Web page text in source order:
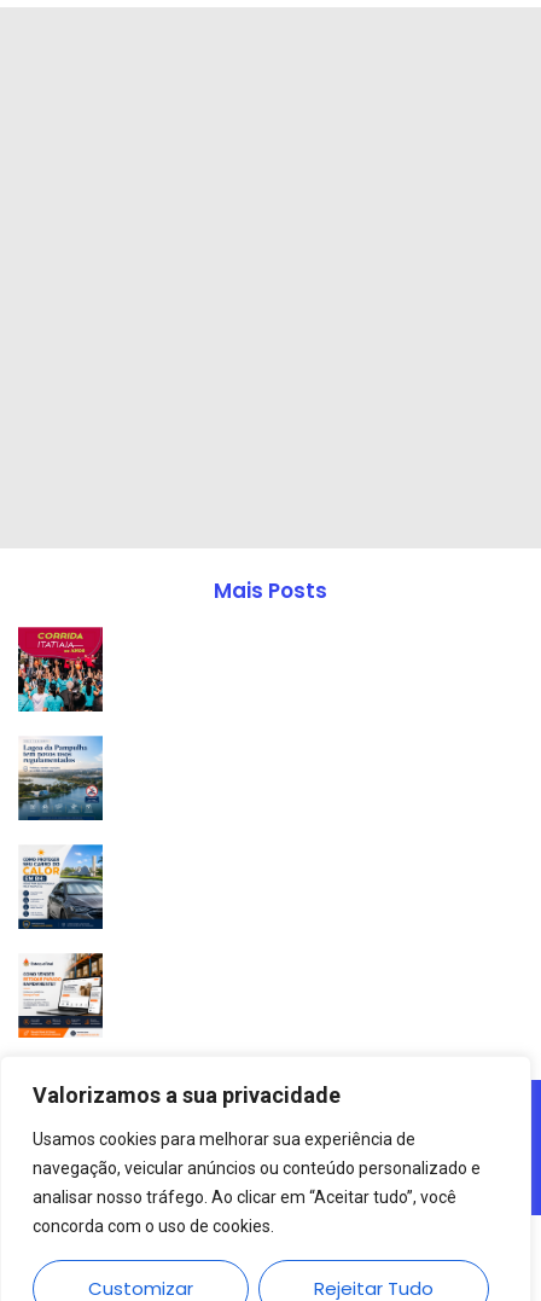
Valorizamos a sua privacidade
Usamos cookies para melhorar sua experiência de
navegação, veicular anúncios ou conteúdo personalizado e
analisar nosso tráfego. Ao clicar em “Aceitar tudo”, você
concorda com o uso de cookies.
Customizar Rejeitar Tudo
Mais Posts
Lagoa Da Pampulha De Belo Horizonte - MG - 2025
Site Desenvolvido Por:
Agência Digital HGX Criação De
Sites BH Criação De Landing PagesEMarketing Digital